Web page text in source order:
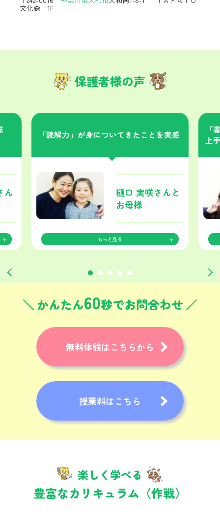
文化森 1F
保護者様の声
ん
「読解力」が身についてきたことを実感
樋口 実咲さんと
お母様
もっと見る
「
上
かんたん60秒でお問合わせ
無料体験はこちらから
授業料はこちら
楽しく学べる
豊富なカリキュラム（作戦）